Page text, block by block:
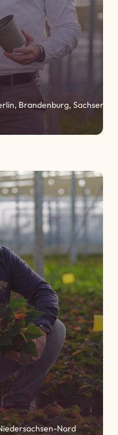
Brandenburg, Sachsen,
Nord